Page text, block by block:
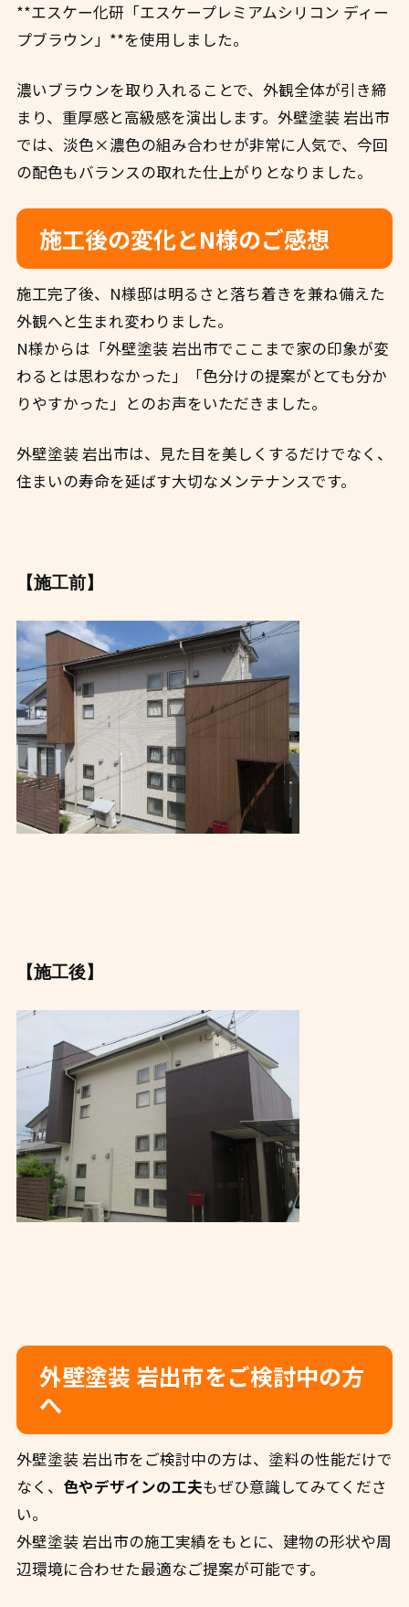
**エスケー化研「エスケープレミアムシリコン ディー
プブラウン」**を使用しました。
濃いブラウンを取り入れることで、外観全体が引き締
まり、重厚感と高級感を演出します。外壁塗装 岩出市
では、淡色×濃色の組み合わせが非常に人気で、今回
の配色もバランスの取れた仕上がりとなりました。
施工後の変化とN様のご感想
施工完了後、N様邸は明るさと落ち着きを兼ね備えた
外観へと生まれ変わりました。
N様からは「外壁塗装 岩出市でここまで家の印象が変
わるとは思わなかった」「色分けの提案がとても分か
りやすかった」とのお声をいただきました。
外壁塗装 岩出市は、見た目を美しくするだけでなく、
住まいの寿命を延ばす大切なメンテナンスです。
【施工前】
【施工後】
外壁塗装 岩出市をご検討中の方
へ
外壁塗装 岩出市をご検討中の方は、塗料の性能だけで
なく、 色やデザインの工夫もぜひ意識してみてくださ
い。
外壁塗装 岩出市の施工実績をもとに、建物の形状や周
辺環境に合わせた最適なご提案が可能です。